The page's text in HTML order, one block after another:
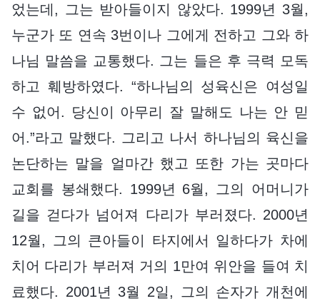
었는데, 그는 받아들이지 않았다. 1999년 3월,
누군가 또 연속 3번이나 그에게 전하고 그와 하
나님 말씀을 교통했다. 그는 들은 후 극력 모독
하고 훼방하였다. “하나님의 성육신은 여성일
수 없어. 당신이 아무리 잘 말해도 나는 안 믿
어.”라고 말했다. 그리고 나서 하나님의 육신을
논단하는 말을 얼마간 했고 또한 가는 곳마다
교회를 봉쇄했다. 1999년 6월, 그의 어머니가
길을 걷다가 넘어져 다리가 부러졌다. 2000년
12월, 그의 큰아들이 타지에서 일하다가 차에
치어 다리가 부러져 거의 1만여 위안을 들여 치
료했다. 2001년 3월 2일, 그의 손자가 개천에